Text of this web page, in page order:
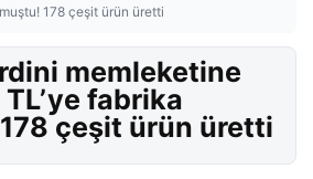
178 çeşit ürün üretti
memleketine
fabrika
çeşit ürün üretti